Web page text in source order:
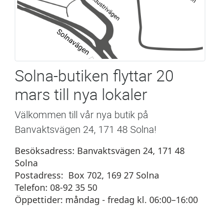
Solna-butiken flyttar 20
mars till nya lokaler
Välkommen till vår nya butik på
Banvaktsvägen 24, 171 48 Solna!
Besöksadress: Banvaktsvägen 24, 171 48
Solna
Postadress: Box 702, 169 27 Solna
Telefon: 08-92 35 50
Öppettider: måndag - fredag kl. 06:00–16:00